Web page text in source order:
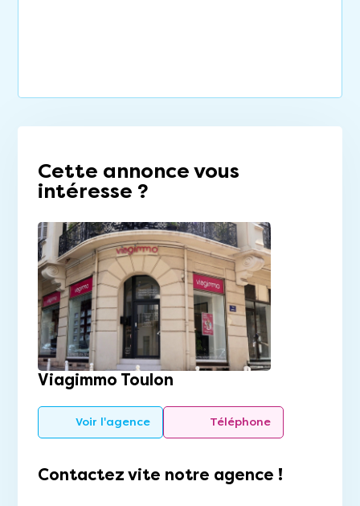
Cette annonce vous
intéresse ?
Viagimmo Toulon
Voir l'agence Téléphone
Contactez vite notre agence !